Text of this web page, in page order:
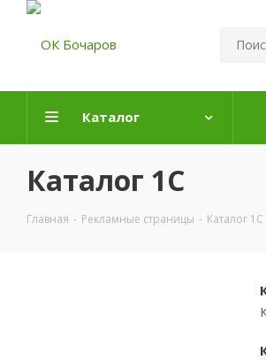
Каталог
Каталог 1С
Главная - Рекламные страницы - Каталог 1С